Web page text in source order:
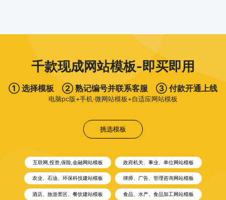
千款现成网站模板-即买即用
① 选择模板 ② 熟记编号并联系客服 ③ 付款开通上线
电脑pc版+手机·微网站模板+自适应网站模板
挑选模板
互联网,投资,保险,金融网站模板 政府机关、事业、单位网站模板
农业、石油、环保科技建站模板 律师、广告、管理咨询网站模板
酒店、旅游景区、餐饮建站模板 食品、水产、食品加工网站模板